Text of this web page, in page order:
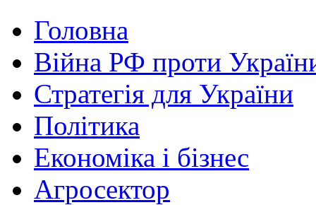
Головна
Війна РФ проти
Стратегія для України
Політика
Економіка і бізнес
Агросектор